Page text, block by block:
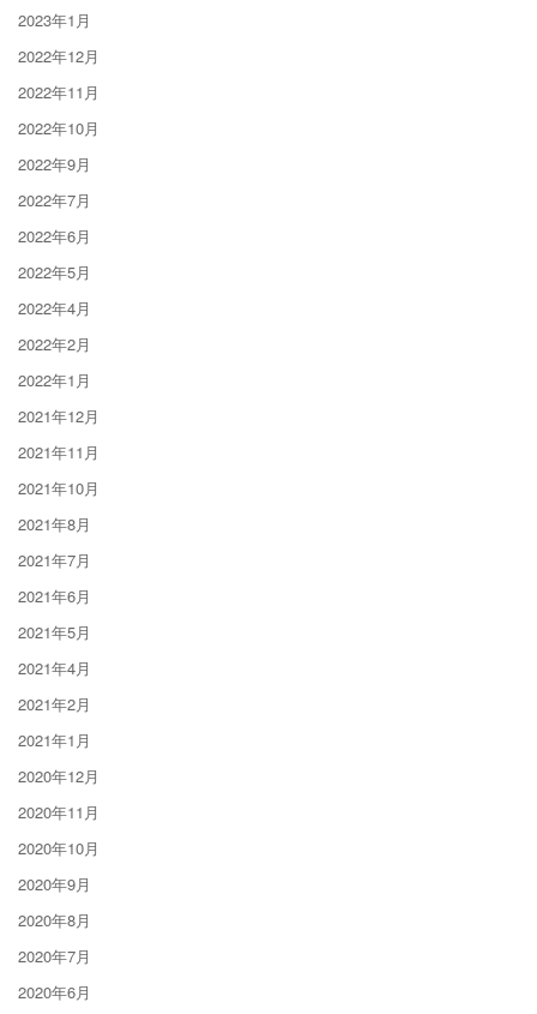
2023年1月
2022年12月
2022年11月
2022年10月
2022年9月
2022年7月
2022年6月
2022年5月
2022年4月
2022年2月
2022年1月
2021年12月
2021年11月
2021年10月
2021年8月
2021年7月
2021年6月
2021年5月
2021年4月
2021年2月
2021年1月
2020年12月
2020年11月
2020年10月
2020年9月
2020年8月
2020年7月
2020年6月